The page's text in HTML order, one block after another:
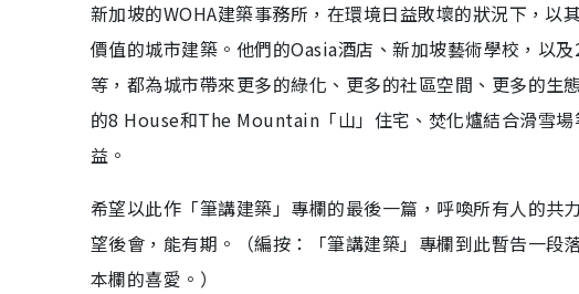
新加坡的WOHA建築事務所，在環境日益敗壞的狀況下，
價值的城市建築。他們的Oasia酒店、新加坡藝術學校，以
等，都為城市帶來更多的綠化、更多的社區空間、更多的
的8 House和The Mountain「山」住宅、焚化爐結合滑雪
益。
希望以此作「筆講建築」專欄的最後一篇，呼喚所有人的
望後會，能有期。（編按：「筆講建築」專欄到此暫告一段
本欄的喜愛。）